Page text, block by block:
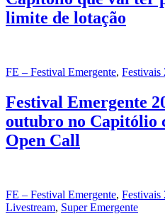
limite de lotação
FE – Festival Emergente, Festivais
Festival Emergente
outubro no Capitólio
Open Call
FE – Festival Emergente, Festivais
Livestream, Super Emergente